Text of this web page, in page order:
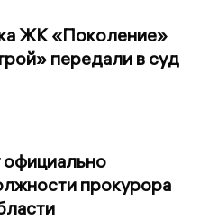
ЖК «Поколение»
передали в суд
прокурора